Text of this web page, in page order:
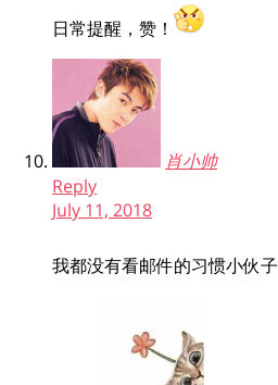
日常提醒，赞！
肖小帅
Reply
July 11, 2018
我都没有看邮件的习惯小伙子